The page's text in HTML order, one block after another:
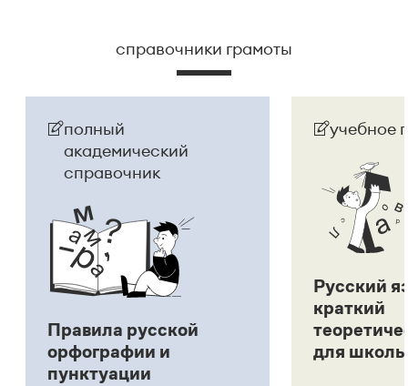
справочники грамоты
полный
академический
справочник
Правила русской
орфографии и
пунктуации
учебное
Русский
краткий
для